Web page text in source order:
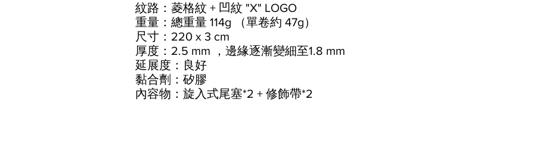
紋路：菱格紋 + 凹紋 "X" LOGO
重量：總重量 114g （單卷約 47g）
尺寸：220 x 3 cm
厚度：2.5 mm ，邊緣逐漸變細至1.8 mm
延展度：良好
黏合劑：矽膠
內容物：旋入式尾塞*2 + 修飾帶*2